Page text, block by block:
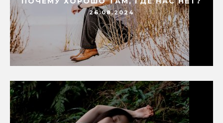
26.08.2024